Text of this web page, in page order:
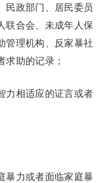
民政部门、居民委员
联合会、未成年人保
管理机构、反家暴社
求助的记录；
力相适应的证言或者
暴力或者面临家庭暴